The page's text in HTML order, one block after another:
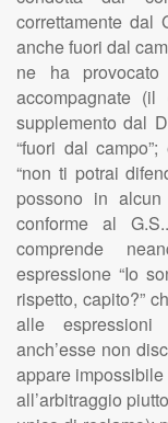
correttamente dal
anche fuori dal
ne ha
accompagnate
supplemento dal
“fuori dal
“non ti potrai
possono in
conforme al
comprende
espressione “Io
rispetto, capito?”
alle espressioni
anch’esse non
appare
all’arbitraggio